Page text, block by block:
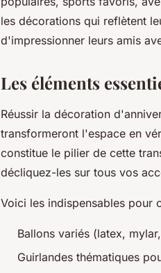
les décorations qui reflètent
d'impressionner leurs amis
Les éléments
Réussir la décoration
transformeront l'espace en
constitue le pilier de cette
décliquez-les sur tous vos
Voici les indispensables pour
Ballons variés (latex,
Guirlandes thématiques